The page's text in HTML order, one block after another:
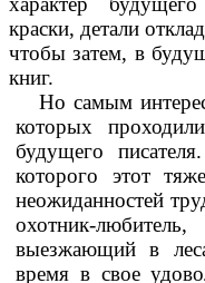
краски, детали
чтобы затем, в
книг.
Но самым
которых
будущего
которого этот
неожиданностей
охотник-
выезжающий в
время в свое